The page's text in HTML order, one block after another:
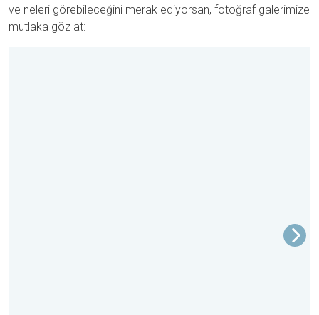
ve neleri görebileceğini merak ediyorsan, fotoğraf galerimize
mutlaka göz at: